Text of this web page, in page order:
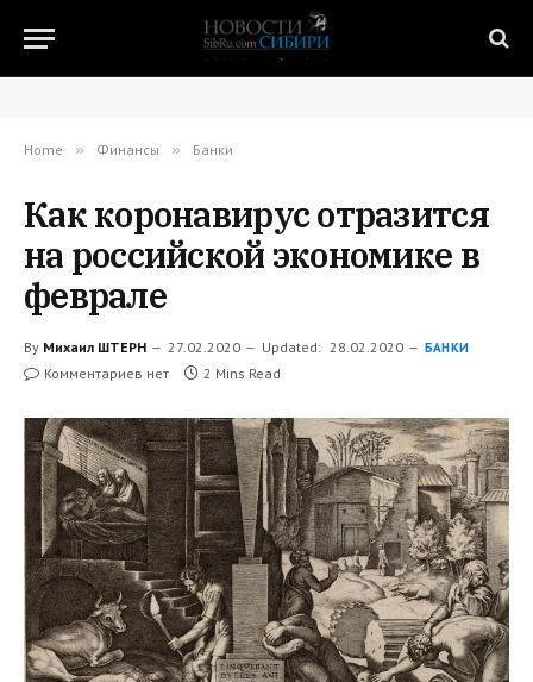
Home » Финансы » Банки
Как коронавирус отразится
на российской экономике в
феврале
By Михаил ШТЕРН 27.02.2020 Updated: 28.02.2020 БАНКИ
Комментариев нет 2 Mins Read